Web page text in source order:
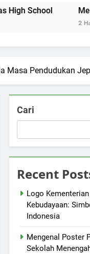
Mengenang
Masa Pendudukan
Cari
Recent
Logo
Kebudayaan:
Indonesia
Mengenal Poster
Sekolah